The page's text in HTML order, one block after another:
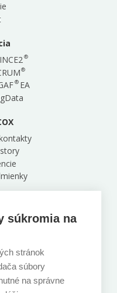
®
®
®EA
821 08
súkromia na
stránok
súbory
na správne